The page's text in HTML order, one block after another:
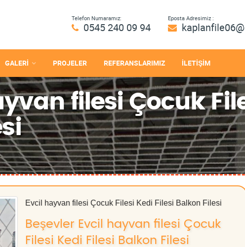
Telefon Numaramız:
0545 240 09 94
Eposta Adresimiz :
GALERİ PROJELER REFERANSLARIMIZ İLETİŞİM
filesi Çocuk
Evcil hayvan filesi Çocuk Filesi Kedi Filesi Balkon Filesi
Beşevler Evcil hayvan filesi Çocuk
Filesi Kedi Filesi Balkon Filesi